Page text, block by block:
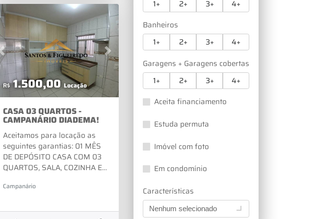
1+
2+ 3+
4+
Banheiros
1+
2+ 3+
4+
Garagens + Garagens cobertas
1+
2+ 3+
4+
Aceita financiamento
Estuda permuta
Imóvel com foto
Em condomínio
Características
Nenhum selecionado
MENSALAGENDE SUA VISITA:
(11) 98286-4417 -
WHATSAPP(11) 4056-6490 /
4056-2381 - FIXOVISITE
NOSSO SITE:
WWW.SANTOSEFIGUEIREDOIMOVEIS.COM.BR
Previous Next
CASA 03 QUARTOS -
CAMPANÁRIO DIADEMA!
Aceitamos para locação as
seguintes garantias: 01 MÊS
DE DEPÓSITO CASA COM 03
QUARTOS, SALA, COZINHA E
ÁGUA E LUZ
CASAS NO QUINTALNÃO
R$1.500,00Locação
Campanário